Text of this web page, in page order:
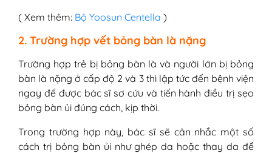
( Xem thêm: Bộ Yoosun Centella )
2. Trường hợp vết bỏng bàn là nặng
Trường hợp trẻ bị bỏng bàn là và người lớn bị bỏng
bàn là nặng ở cấp độ 2 và 3 thì lập tức đến bệnh viện
ngay để được bác sĩ sơ cứu và tiến hành điều trị sẹo
bỏng bàn ủi đúng cách, kịp thời.
Trong trường hợp này, bác sĩ sẽ cân nhắc một số
cách trị bỏng bàn ủi như ghép da hoặc thay da để